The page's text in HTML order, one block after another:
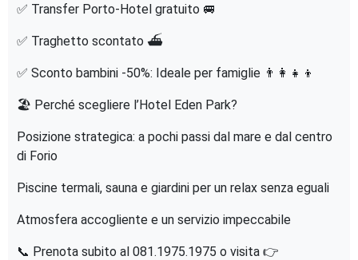
✅ Transfer Porto-Hotel gratuito 🚐
✅ Traghetto scontato ⛴️
✅ Sconto bambini -50%: Ideale per famiglie 👨‍👩‍👧‍👦
🏖️ Perché scegliere l’Hotel Eden Park?
Posizione strategica: a pochi passi dal mare e dal centro
di Forio
Piscine termali, sauna e giardini per un relax senza eguali
Atmosfera accogliente e un servizio impeccabile
📞 Prenota subito al 081.1975.1975 o visita 👉